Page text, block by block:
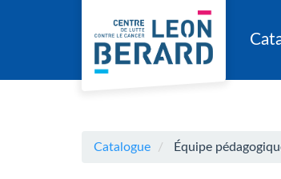
Catalogue Équipe